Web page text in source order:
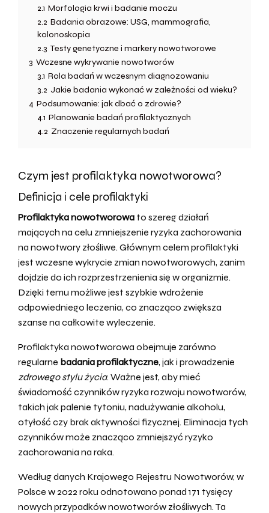
2.1 Morfologia krwi i badanie moczu
2.2 Badania obrazowe: USG, mammografia,
kolonoskopia
2.3 Testy genetyczne i markery nowotworowe
3 Wczesne wykrywanie nowotworów
3.1 Rola badań w wczesnym diagnozowaniu
3.2 Jakie badania wykonać w zależności od wieku?
4 Podsumowanie: jak dbać o zdrowie?
4.1 Planowanie badań profilaktycznych
4.2 Znaczenie regularnych badań
Czym jest profilaktyka nowotworowa?
Definicja i cele profilaktyki
Profilaktyka nowotworowa to szereg działań
mających na celu zmniejszenie ryzyka zachorowania
na nowotwory złośliwe. Głównym celem profilaktyki
jest wczesne wykrycie zmian nowotworowych, zanim
dojdzie do ich rozprzestrzenienia się w organizmie.
Dzięki temu możliwe jest szybkie wdrożenie
odpowiedniego leczenia, co znacząco zwiększa
szanse na całkowite wyleczenie.
Profilaktyka nowotworowa obejmuje zarówno
regularne badania profilaktyczne, jak i prowadzenie
zdrowego stylu życia. Ważne jest, aby mieć
świadomość czynników ryzyka rozwoju nowotworów,
takich jak palenie tytoniu, nadużywanie alkoholu,
otyłość czy brak aktywności fizycznej. Eliminacja tych
czynników może znacząco zmniejszyć ryzyko
zachorowania na raka.
Według danych Krajowego Rejestru Nowotworów, w
Polsce w 2022 roku odnotowano ponad 171 tysięcy
nowych przypadków nowotworów złośliwych. Ta